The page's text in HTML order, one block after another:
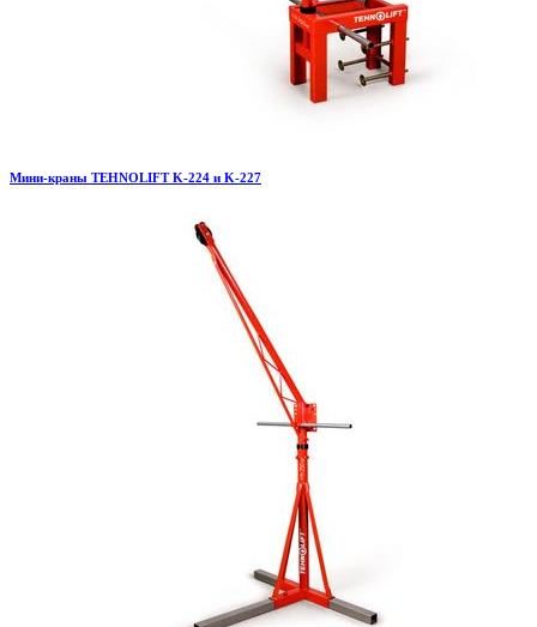
Мини-краны TEHNOLIFT K-224 и K-227